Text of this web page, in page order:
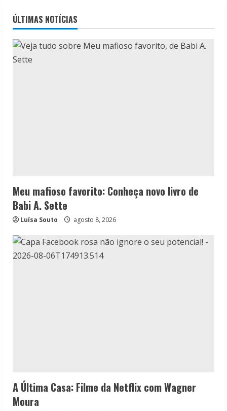
ÚLTIMAS NOTÍCIAS
Meu mafioso favorito: Conheça novo livro de
Babi A. Sette
Luísa Souto agosto 8, 2026
A Última Casa: Filme da Netflix com Wagner
Moura